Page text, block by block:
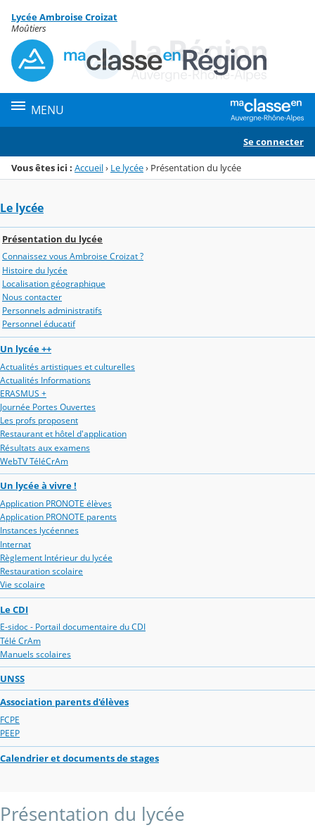
Menu de la rubrique
Contenu
Lycée Ambroise Croizat
Moûtiers
MENU
Se connecter
Vous êtes ici : Accueil› Le lycée› Présentation du lycée
Le lycée
Présentation du lycée
Connaissez vous Ambroise Croizat ?
Histoire du lycée
Localisation géographique
Nous contacter
Personnels administratifs
Personnel éducatif
Un lycée ++
Actualités artistiques et culturelles
Actualités Informations
ERASMUS +
Journée Portes Ouvertes
Les profs proposent
Restaurant et hôtel d'application
Résultats aux examens
WebTV TéléCrAm
Un lycée à vivre !
Application PRONOTE élèves
Application PRONOTE parents
Instances lycéennes
Internat
Règlement Intérieur du lycée
Restauration scolaire
Vie scolaire
Le CDI
E-sidoc - Portail documentaire du CDI
Télé CrAm
Manuels scolaires
UNSS
Association parents d'élèves
FCPE
PEEP
Calendrier et documents de stages
Présentation du lycée